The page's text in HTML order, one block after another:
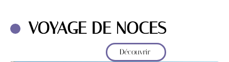
VOYAGE DE NOCES
Découvrir